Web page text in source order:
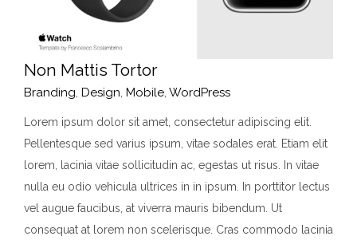
Non Mattis Tortor
Branding, Design, Mobile, WordPress
Lorem ipsum dolor sit amet, consectetur adipiscing elit.
Pellentesque sed varius ipsum, vitae sodales erat. Etiam elit
lorem, lacinia vitae sollicitudin ac, egestas ut risus. In vitae
nulla eu odio vehicula ultrices in in ipsum. In porttitor lectus
vel augue faucibus, at viverra mauris bibendum. Ut
consequat at lorem non scelerisque. Cras commodo lacinia